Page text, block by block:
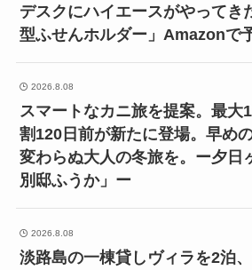
デスクにハイエースがやってき
型ふせんホルダー」Amazonで
2026.8.08
スマートなカニ旅を提案。最大
割120日前が新たに登場。早め
変わらぬ大人の冬旅を。ー夕日
別邸ふうか」ー
2026.8.08
淡路島の一棟貸しヴィラを2泊